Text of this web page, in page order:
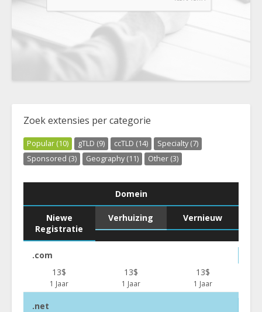
Zoek extensies per categorie
Popular (10) gTLD (9) ccTLD (14)
Specialty (7)
Sponsored (3)
Geography (11) Other (3)
Domein
Niewe
Registratie
Verhuizing Vernieuw
.com
13$
1 Jaar
13$
1 Jaar
13$
1 Jaar
.net